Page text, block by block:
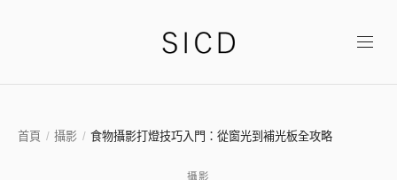
首頁 / 攝影 / 食物攝影打燈技巧入門：從窗光到補光板全攻略
攝影